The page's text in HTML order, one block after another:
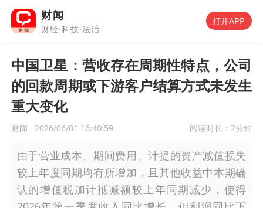
财闻
财经·科技·法治
打开APP
中国卫星：营收存在周期性特点，公司
的回款周期或下游客户结算方式未发生
重大变化
财闻 2026/06/01 16:40:59 阅读时长： 2分钟
由于营业成本、期间费用、计提的资产减值损失
较上年度同期均有所增加，且其他收益中本期确
认的增值税加计抵减额较上年同期减少，使得